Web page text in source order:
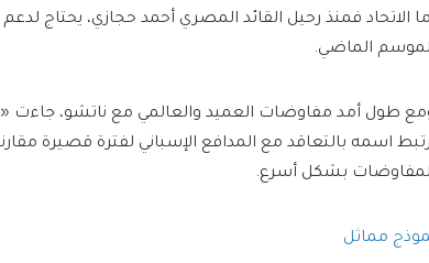
الاتحاد فمنذ رحيل القائد المصري أحمد حجازي، يحتاج
الماضي.
طول أمد مفاوضات العميد والعالمي مع ناتشو، جاءت
اسمه بالتعاقد مع المدافع الإسباني لفترة قصيرة
بشكل أسرع.
مماثل